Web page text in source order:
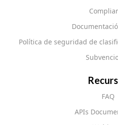
Política de seguridad de
FAQ
APIs